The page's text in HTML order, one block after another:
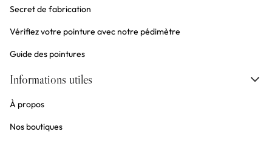
Secret de fabrication
Vérifiez votre pointure avec notre pédimètre
Guide des pointures
Informations utiles
À propos
Nos boutiques